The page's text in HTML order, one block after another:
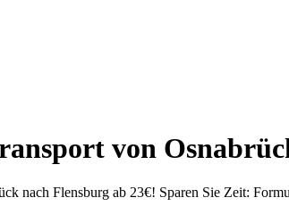
von
nach Flensburg ab 23€! Sparen Sie Zeit: